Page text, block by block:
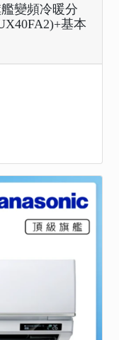
變頻冷暖分
基本